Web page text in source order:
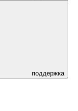
поддержка